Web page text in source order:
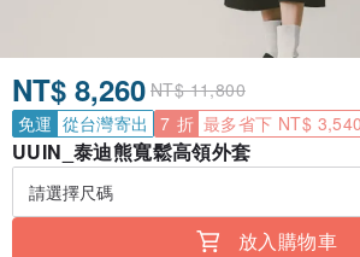
NT$ 8,260 NT$ 11,800
免運 從台灣寄出 7 折 最多省下 NT$ 3,540
UUIN_泰迪熊寬鬆高領外套
放入購物車